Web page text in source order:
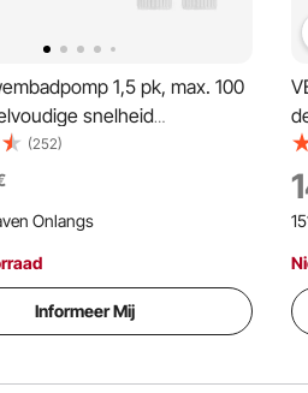
1,5 pk, max. 100
snelheid
220 V, 2850 tpm, max.
15 m, filterpomp met
voor bovengrondse
hottubs en spa's
(252)
Onlangs
Informeer Mij